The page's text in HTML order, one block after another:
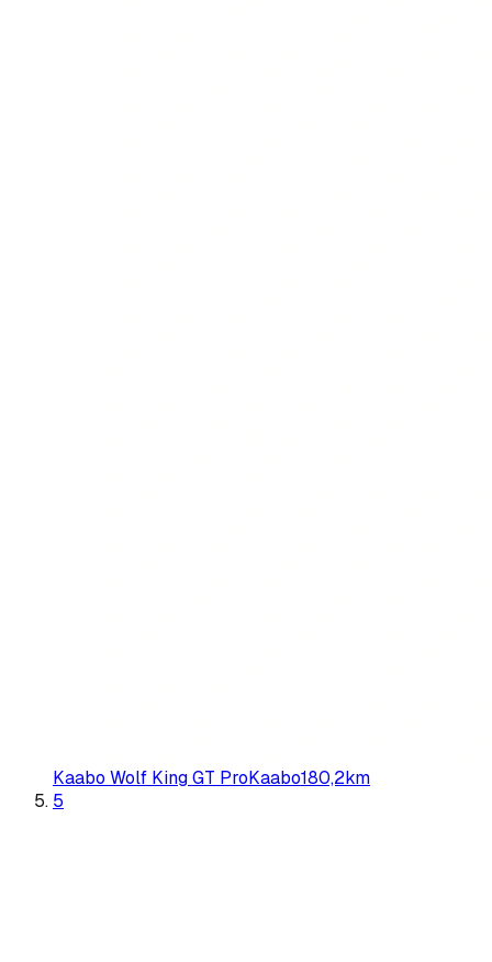
Kaabo Wolf King GT ProKaabo180,2km
5